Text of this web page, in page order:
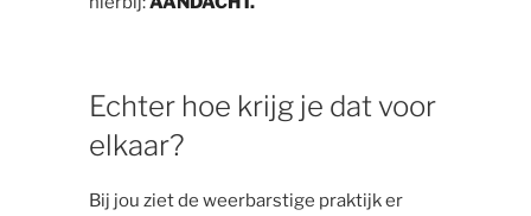
Echter hoe krijg je dat voor
elkaar?
Bij jou ziet de weerbarstige praktijk er